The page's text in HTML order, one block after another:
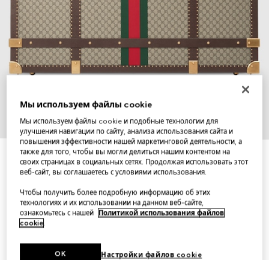
/7
Чемодан Gucci Savoy
Мы используем файлы cookie
Мы используем файлы cookie и подобные технологии для
улучшения навигации по сайту, анализа использования сайта и
повышения эффективности нашей маркетинговой деятельности, а
также для того, чтобы вы могли делиться нашим контентом на
своих страницах в социальных сетях. Продолжая использовать этот
веб-сайт, вы соглашаетесь с условиями использования.
Чтобы получить более подробную информацию об этих
технологиях и их использовании на данном веб-сайте,
ознакомьтесь с нашей
Политикой использования файлов
cookie.
Настройки файлов cookie
OK